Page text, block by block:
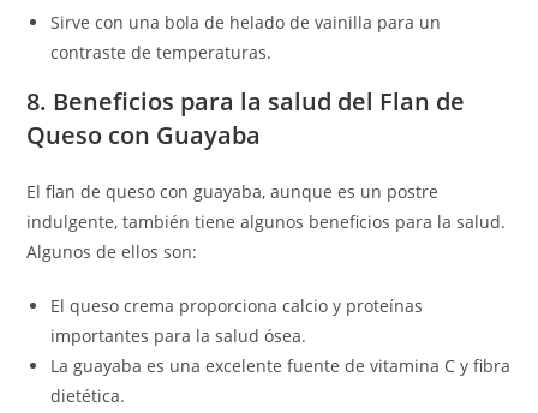
Sirve con una bola de helado de vainilla para un
contraste de temperaturas.
8. Beneficios para la salud del Flan de
Queso con Guayaba
El flan de queso con guayaba, aunque es un postre
indulgente, también tiene algunos beneficios para la salud.
Algunos de ellos son:
El queso crema proporciona calcio y proteínas
importantes para la salud ósea.
La guayaba es una excelente fuente de vitamina C y fibra
dietética.